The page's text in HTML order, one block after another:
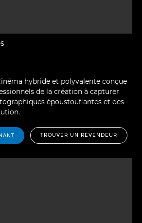
hybride et polyvalente conçue
de la création à capturer
époustouflantes et des
TROUVER UN REVENDEUR